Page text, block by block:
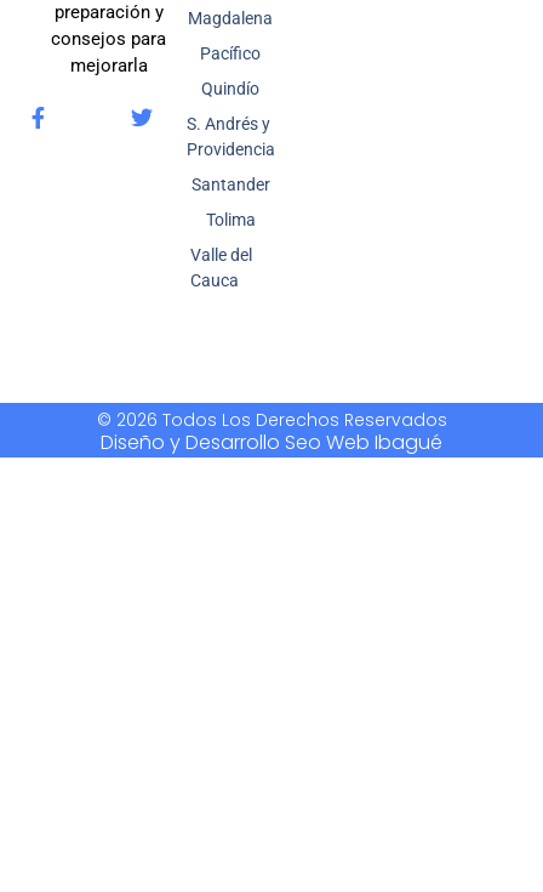
preparación y
consejos para
mejorarla
Magdalena
Pacífico
Quindío
S. Andrés y
Providencia
Santander
Tolima
Valle del
Cauca
© 2026 Todos Los Derechos Reservados
Diseño y Desarrollo Seo Web Ibagué